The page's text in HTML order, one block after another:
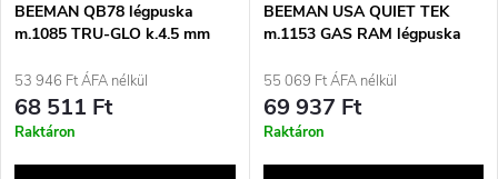
BEEMAN QB78 légpuska
m.1085 TRU-GLO k.4.5 mm
53 946 Ft ÁFA nélkül
68 511 Ft
Raktáron
BEEMAN USA QUIET TEK
m.1153 GAS RAM légpuska
55 069 Ft ÁFA nélkül
69 937 Ft
Raktáron